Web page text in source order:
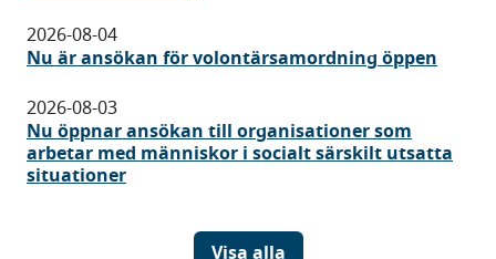
2026-08-04
Nu är ansökan för volontärsamordning öppen
2026-08-03
Nu öppnar ansökan till organisationer som
arbetar med människor i socialt särskilt utsatta
situationer
Visa alla